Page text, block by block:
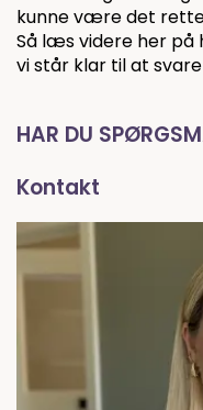
kunne være det
Så læs videre her på
vi står klar til at
HAR DU
Kontakt